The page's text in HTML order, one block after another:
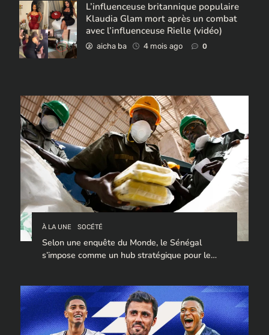
L’influenceuse britannique populaire
Klaudia Glam mort après un combat
avec l’influenceuse Rielle (vidéo)
aicha ba 4 mois ago 0
À LA UNE SOCÉTÉ
Selon une enquête du Monde, le Sénégal
s’impose comme un hub stratégique pour le